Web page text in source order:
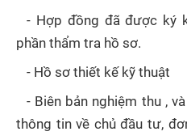
- Hợp đồng đã được ký
phần thẩm tra hồ sơ.
- Hồ sơ thiết kế kỹ thuật
- Biên bản nghiệm thu ,
thông tin về chủ đầu tư,